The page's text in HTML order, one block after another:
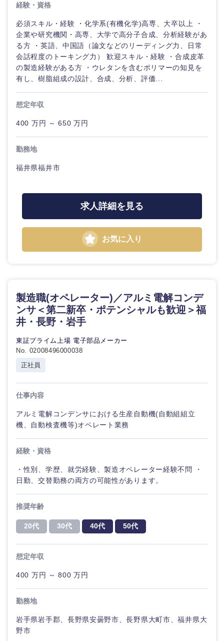
経験・資格
必須スキル・経験 ・化学系(有機化学)高専、大卒以上 ・
企業や研究機関・高専、大学で高分子合成、分析経験があ
る方 ・英語、中国語（論文などのリーディング力、日常
会話程度のトーキング力） 歓迎スキル・経験 ・合成皮革
の製造経験がある方 ・ウレタンを含むポリマーの知見を
有し、樹脂組成の設計、合成、分析、評価...
想定年収
400 万円 ～ 650 万円
勤務地
福井県福井市
求人詳細を見る
お気に入り
製造職(オペレーター)／アルミ電解コンデ
ンサ＜第二新卒・ポテンシャルも歓迎＞福
井・長野・岩手
東証プライム上場 電子部品メーカー
No. 02008496000038
正社員
仕事内容
アルミ電解コンデンサにおける生産自動機(自動組組立
機、自動検査機等)オペレート業務
経験・資格
・性別、学歴、就労経験、製造オペレーター経験不問 ・
日勤、交替勤務の両方の可能性があります。
推奨年齢
20代 30代 40代 50代
想定年収
400 万円 ～ 800 万円
勤務地
岩手県岩手郡、長野県安曇野市、長野県大町市、福井県大
野市